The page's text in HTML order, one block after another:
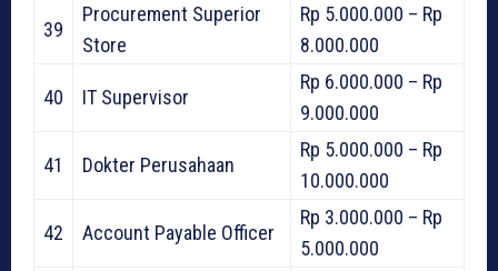
39
Procurement Superior
Store
Rp 5.000.000 – Rp
8.000.000
40 IT Supervisor
Rp 6.000.000 – Rp
9.000.000
41 Dokter Perusahaan
Rp 5.000.000 – Rp
10.000.000
42 Account Payable Officer
Rp 3.000.000 – Rp
5.000.000